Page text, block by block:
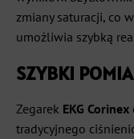
zmiany saturacji, co
umożliwia szybką
SZYBKI
Zegarek EKG Corinex
tradycyjnego